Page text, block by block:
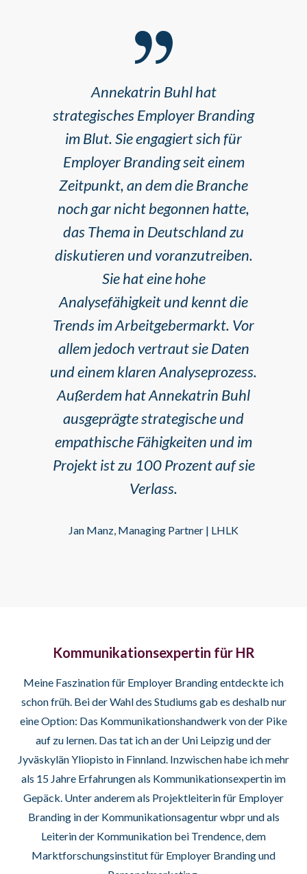
Annekatrin Buhl hat
strategisches Employer Branding
im Blut. Sie engagiert sich für
Employer Branding seit einem
Zeitpunkt, an dem die Branche
noch gar nicht begonnen hatte,
das Thema in Deutschland zu
diskutieren und voranzutreiben.
Sie hat eine hohe
Analysefähigkeit und kennt die
Trends im Arbeitgebermarkt. Vor
allem jedoch vertraut sie Daten
und einem klaren Analyseprozess.
Außerdem hat Annekatrin Buhl
ausgeprägte strategische und
empathische Fähigkeiten und im
Projekt ist zu 100 Prozent auf sie
Verlass.
Jan Manz, Managing Partner | LHLK
Kommunikationsexpertin für HR
Meine Faszination für Employer Branding entdeckte ich
schon früh. Bei der Wahl des Studiums gab es deshalb nur
eine Option: Das Kommunikationshandwerk von der Pike
auf zu lernen. Das tat ich an der Uni Leipzigund der
Jyväskylän Yliopisto in Finnland. Inzwischen habe ich mehr
als 15 Jahre Erfahrungen als Kommunikationsexpertin im
Gepäck. Unter anderem als Projektleiterin für Employer
Branding in der Kommunikationsagentur wbpr und als
Leiterin der Kommunikation bei Trendence, dem
Marktforschungsinstitut für Employer Branding und